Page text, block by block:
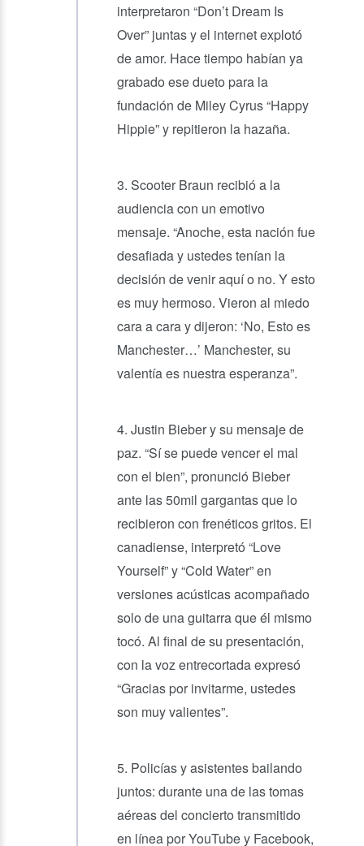
interpretaron “Don’t Dream Is
Over” juntas y el internet explotó
de amor. Hace tiempo habían ya
grabado ese dueto para la
fundación de Miley Cyrus “Happy
Hippie” y repitieron la hazaña.
3. Scooter Braun recibió a la
audiencia con un emotivo
mensaje. “Anoche, esta nación fue
desafiada y ustedes tenían la
decisión de venir aquí o no. Y esto
es muy hermoso. Vieron al miedo
cara a cara y dijeron: ‘No, Esto es
Manchester…’ Manchester, su
valentía es nuestra esperanza”.
4. Justin Bieber y su mensaje de
paz. “Sí se puede vencer el mal
con el bien”, pronunció Bieber
ante las 50mil gargantas que lo
recibieron con frenéticos gritos. El
canadiense, interpretó “Love
Yourself” y “Cold Water” en
versiones acústicas acompañado
solo de una guitarra que él mismo
tocó. Al final de su presentación,
con la voz entrecortada expresó
“Gracias por invitarme, ustedes
son muy valientes”.
5. Policías y asistentes bailando
juntos: durante una de las tomas
aéreas del concierto transmitido
en línea por YouTube y Facebook,